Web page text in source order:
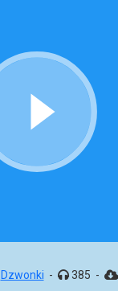
Dzwonki - 385 -